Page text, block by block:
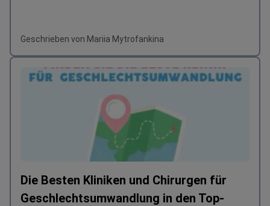
Geschrieben von Mariia Mytrofankina
Die Besten Kliniken und Chirurgen für
Geschlechtsumwandlung in den Top-